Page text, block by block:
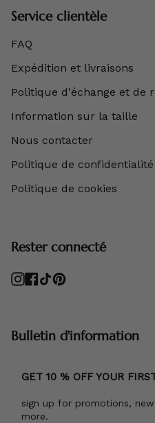
Service clientèle
FAQ
Expédition et livraisons
Politique d'échange et de
Information sur la taille
Nous contacter
Politique de confidentialité
Politique de cookies
Rester connecté
Instagram
Facebook
TikTokPinterest
Bulletin d'information
GET 10 % OFF YOUR
sign up for promotions,
more.